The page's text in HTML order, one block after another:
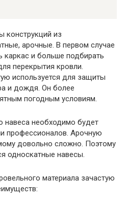
конструкций из
арочные. В первом случае
каркас и больше подбирать
перекрытия кровли.
используется для защиты
и дождя. Он более
погодным условиям.
навеса необходимо будет
профессионалов. Арочную
довольно сложно. Поэтому
односкатные навесы.
материала зачастую